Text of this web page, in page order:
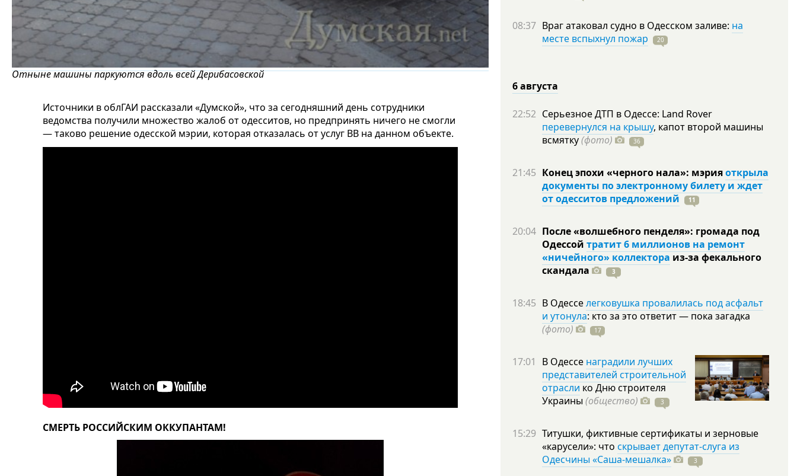
Отныне машины паркуются вдоль всей Дерибасовской
Источники в облГАИ рассказали «Думской», что за сегодняшний день сотрудники
ведомства получили множество жалоб от одесситов, но предпринять ничего не смогли
— таково решение одесской мэрии, которая отказалась от услуг ВВ на данном объекте.
СМЕРТЬ РОССИЙСКИМ ОККУПАНТАМ!
08:37 Враг атаковал судно в Одесском заливе: на
месте вспыхнул пожар
20
6 августа
22:52 Серьезное ДТП в Одессе: Land Rover
перевернулся на крышу, капот второй машины
всмятку(фото) 36
21:45 Конец эпохи «черного нала»: мэрияоткрыла
документы по электронному билету и ждет
от одесситов предложений
11
20:04 После «волшебного пенделя»: громада под
Одессой тратит 6 миллионов на ремонт
«ничейного» коллектора из-за фекального
скандала
3
18:45 В Одесселегковушка провалилась под асфальт
и утонула: кто за это ответит — пока загадка
(фото)
17
17:01 В Одессе наградили лучших
представителей строительной
отрасли ко Дню строителя
Украины (общество) 3
15:29 Титушки, фиктивные сертификаты и зерновые
«карусели»: что скрывает депутат-слуга из
Одесчины «Саша-мешалка»
3